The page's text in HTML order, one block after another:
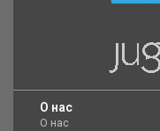
O нас
О нас